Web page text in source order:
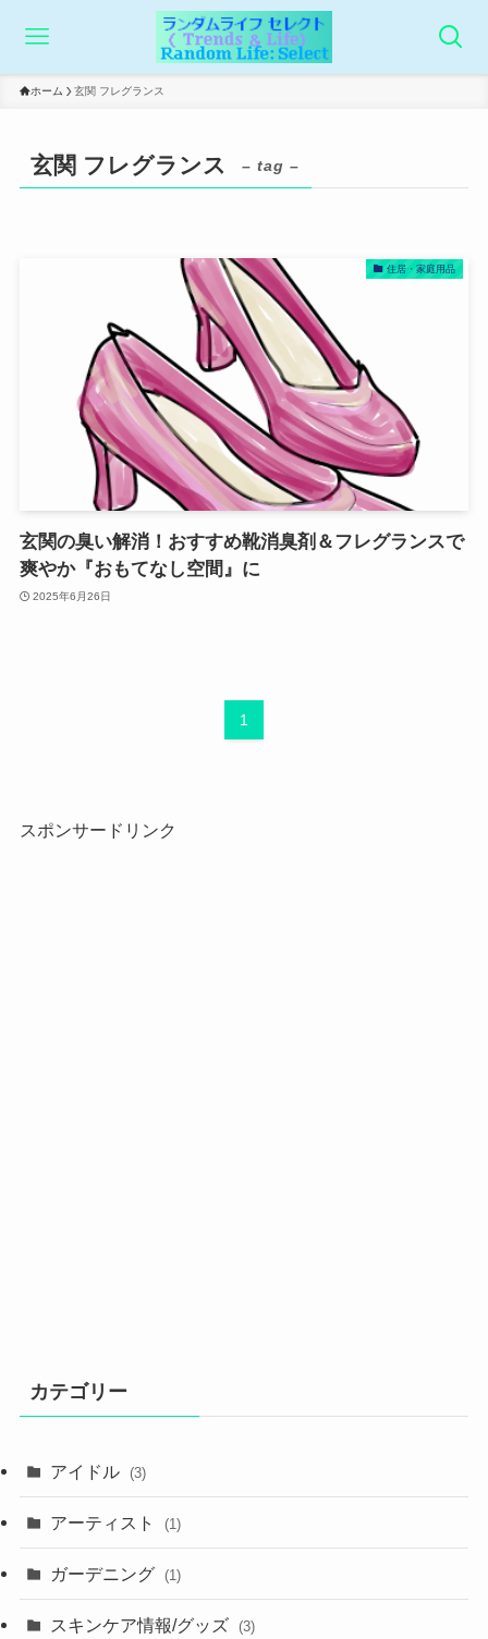
ホーム 玄関 フレグランス
玄関 フレグランス – tag –
住居・家庭用品
玄関の臭い解消！おすすめ靴消臭剤＆フレグランスで
爽やか『おもてなし空間』に
2025年6月26日
1
スポンサードリンク
カテゴリー
アイドル (3)
アーティスト (1)
ガーデニング (1)
スキンケア情報/グッズ (3)